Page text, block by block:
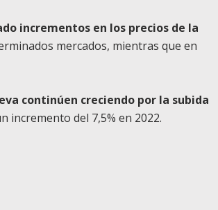
incrementos en los precios de la
mercados, mientras que en
continúen creciendo por la subida
incremento del 7,5% en 2022.